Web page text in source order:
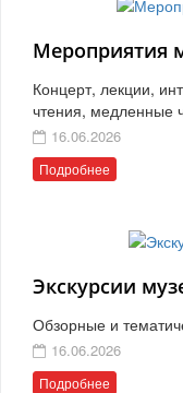
Мероприятия
Концерт, лекции,
чтения, медленные
16.06.2026
Подробнее
Экскурсии
Обзорные и
16.06.2026
Подробнее